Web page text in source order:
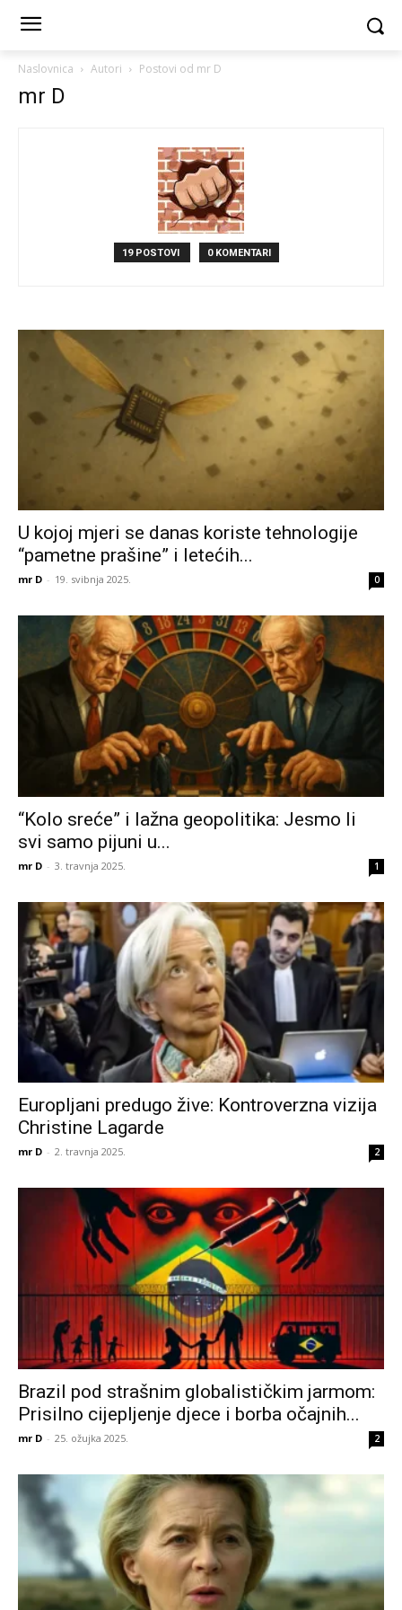
Naslovnica Autori Postovi od mr D
mr D
19 POSTOVI 0 KOMENTARI
U kojoj mjeri se danas koriste tehnologije
“pametne prašine” i letećih...
mr D - 19. svibnja 2025. 0
“Kolo sreće” i lažna geopolitika: Jesmo li
svi samo pijuni u...
mr D - 3. travnja 2025. 1
Europljani predugo žive: Kontroverzna vizija
Christine Lagarde
mr D - 2. travnja 2025. 2
Brazil pod strašnim globalističkim jarmom:
Prisilno cijepljenje djece i borba očajnih...
mr D - 25. ožujka 2025. 2